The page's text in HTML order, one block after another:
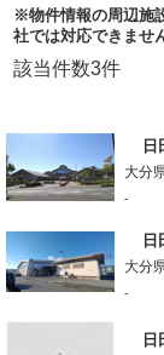
※物件情報の周辺施
社では対応できませ
該当件数3件
日
大分
-
日
大分
-
日